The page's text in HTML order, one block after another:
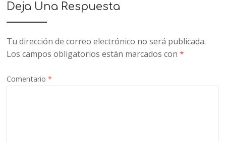
Deja Una Respuesta
Tu dirección de correo electrónico no será publicada.
Los campos obligatorios están marcados con*
Comentario*